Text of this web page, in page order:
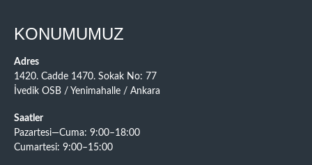
KONUMUMUZ
Adres
1420. Cadde 1470. Sokak No: 77
İvedik OSB / Yenimahalle / Ankara
Saatler
Pazartesi—Cuma: 9:00–18:00
Cumartesi: 9:00–15:00